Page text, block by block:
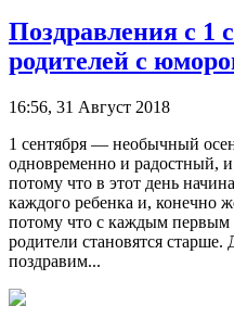
Поздравления с 1
родителей с
16:56, 31 Август 2018
1 сентября — необычный
одновременно и радостный,
потому что в этот день
каждого ребенка и, конечно
потому что с каждым первым
родители становятся старше.
поздравим...